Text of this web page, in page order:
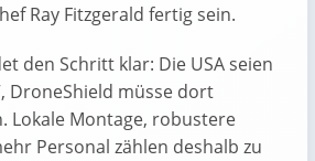
Ray Fitzgerald fertig sein.
den Schritt klar: Die USA seien
DroneShield müsse dort
Lokale Montage, robustere
Personal zählen deshalb zu